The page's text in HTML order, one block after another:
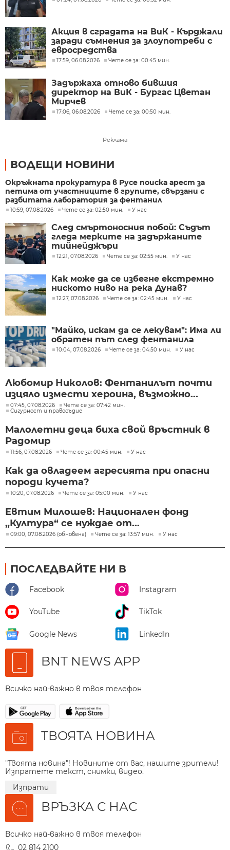
Акция в сградата на ВиК - Кърджали
заради съмнения за злоупотреби с
евросредства
17:59, 06.08.2026 Чете се за: 00:45 мин.
Задържаха отново бившия
директор на ВиК - Бургас Цветан
Мирчев
17:06, 06.08.2026 Чете се за: 00:50 мин.
Реклама
ВОДЕЩИ НОВИНИ
Окръжната прокуратура в Русе поиска арест за
петима от участниците в групите, свързани с
разбитата лаборатория за фентанил
10:59, 07.08.2026 Чете се за: 02:50 мин. У нас
След смъртоносния побой: Съдът
гледа мерките на задържаните
тийнейджъри
12:21, 07.08.2026 Чете се за: 02:55 мин. У нас
Как може да се избегне екстремно
ниското ниво на река Дунав?
12:27, 07.08.2026 Чете се за: 02:45 мин. У нас
"Майко, искам да се лекувам": Има ли
обратен път след фентанила
10:04, 07.08.2026 Чете се за: 04:50 мин. У нас
Любомир Николов: Фентанилът почти
изцяло измести хероина, възможно...
07:45, 07.08.2026
Чете се за: 07:42 мин.
Сигурност и правосъдие
Малолетни деца биха свой връстник в
Радомир
11:56, 07.08.2026 Чете се за: 00:45 мин. У нас
Как да овладеем агресията при опасни
породи кучета?
10:20, 07.08.2026 Чете се за: 05:00 мин. У нас
Евтим Милошев: Национален фонд
„Култура“ се нуждае от...
09:00, 07.08.2026 (обновена) Чете се за: 13:57 мин. У нас
ПОСЛЕДВАЙТЕ НИ В
Facebook Instagram
YouTube TikTok
Google News LinkedIn
BNT NEWS APP
Всичко най-важно в твоя телефон
ТВОЯТА НОВИНА
"Твоята новина"! Новините от вас, нашите зрители!
Изпратете текст, снимки, видео.
Изпрати
ВРЪЗКА С НАС
Всичко най-важно в твоя телефон
02 814 2100